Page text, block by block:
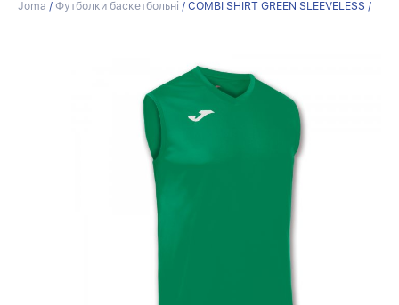
Joma / Футболки баскетбольні / COMBI SHIRT GREEN SLEEVELESS /